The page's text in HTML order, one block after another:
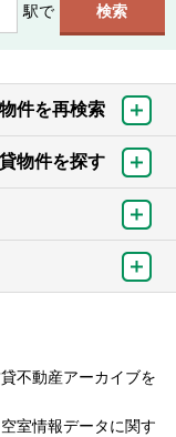
駅で
件を再検索
物件を探す
不動産アーカイブを
室情報データに関す